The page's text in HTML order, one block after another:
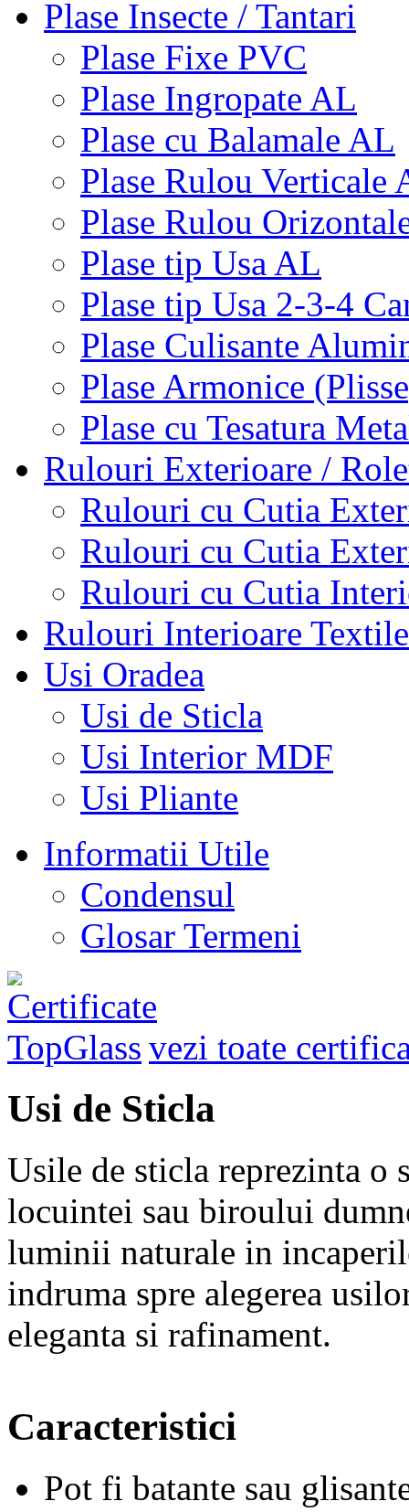
Plase Insecte / Tantari
Plase Fixe PVC
Plase Ingropate AL
Plase cu Balamale AL
Plase Rulou Verticale
Plase Rulou
Plase tip Usa AL
Plase tip Usa 2-3-4
Plase Culisante
Plase Armonice
Plase cu Tesatura
Rulouri Exterioare /
Rulouri cu Cutia
Rulouri cu Cutia
Rulouri cu Cutia
Rulouri Interioare Textile
Usi Oradea
Usi de Sticla
Usi Interior MDF
Usi Pliante
Informatii Utile
Condensul
Glosar Termeni
vezi toate
Usi de Sticla
Usile de sticla reprezinta o
locuintei sau biroului
luminii naturale in
indruma spre alegerea
eleganta si rafinament.
Caracteristici
Pot fi batante sau